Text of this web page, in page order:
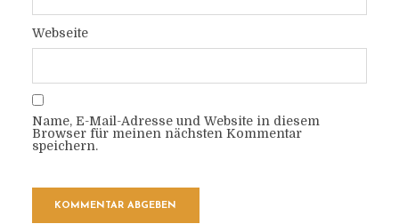
Webseite
Name, E-Mail-Adresse und Website in diesem
Browser für meinen nächsten Kommentar
speichern.